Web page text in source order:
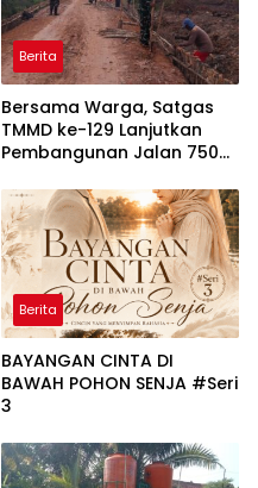
Berita
Bersama Warga, Satgas
TMMD ke-129 Lanjutkan
Pembangunan Jalan 750
Berita
BAYANGAN CINTA DI
BAWAH POHON SENJA #Seri
3